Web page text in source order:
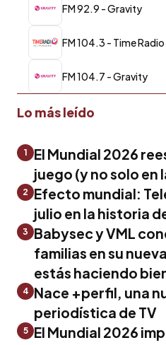
FM 92.9 - Gravity
FM 104.3 - Time Radio
FM 104.7 - Gravity
Lo más leído
1
El Mundial 2026
juego (y no solo en
2
Efecto mundial:
julio en la historia
3
Babysec y VML
familias en su
estás haciendo
4 Nace +perfil, una
periodística de TV
5
El Mundial 2026